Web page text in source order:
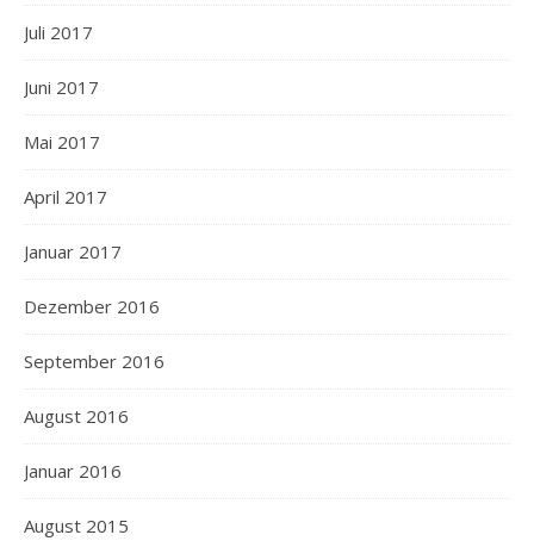
Juli 2017
Juni 2017
Mai 2017
April 2017
Januar 2017
Dezember 2016
September 2016
August 2016
Januar 2016
August 2015